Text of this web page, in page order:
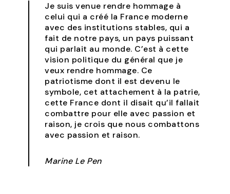
Je suis venue rendre hommage à
celui qui a créé la France moderne
avec des institutions stables, qui a
fait de notre pays, un pays puissant
qui parlait au monde. C’est à cette
vision politique du général que je
veux rendre hommage. Ce
patriotisme dont il est devenu le
symbole, cet attachement à la patrie,
cette France dont il disait qu’il fallait
combattre pour elle avec passion et
raison, je crois que nous combattons
avec passion et raison.
Marine Le Pen